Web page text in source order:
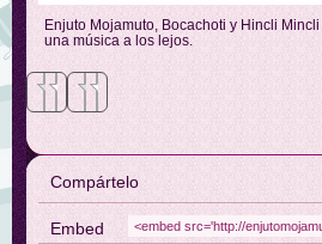
Enjuto Mojamuto, Bocachoti y Hincli
una música a los lejos.
Compártelo
Embed